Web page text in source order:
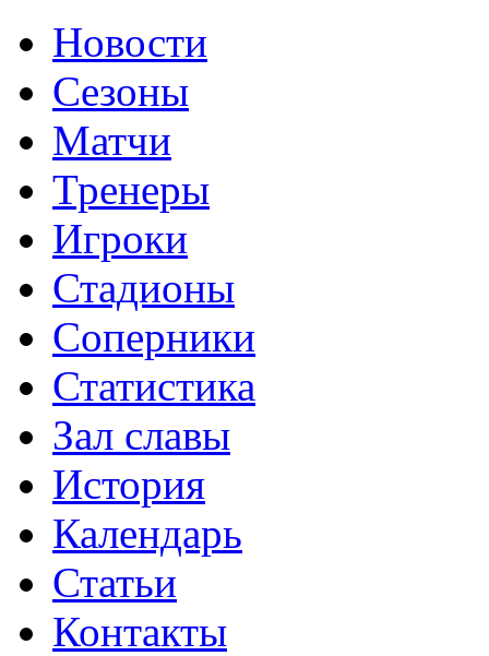
Новости
Сезоны
Матчи
Тренеры
Игроки
Стадионы
Соперники
Статистика
Зал славы
История
Календарь
Статьи
Контакты